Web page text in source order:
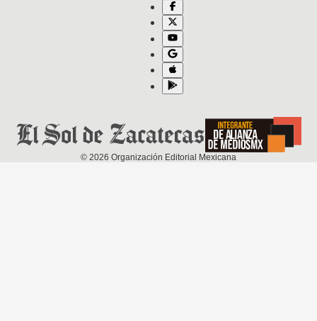
© 2026 Organización Editorial Mexicana